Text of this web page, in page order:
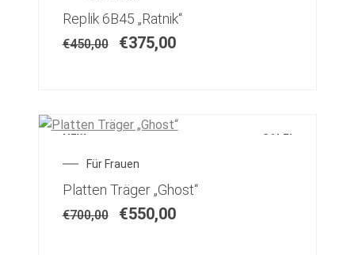
Koppelsysteme
Pistolen Magazintaschen
Replik 6B45 „Ratnik“
€450,00 €375,00
NEW SALE!
Für Frauen
Platten Träger „Ghost“
€700,00 €550,00